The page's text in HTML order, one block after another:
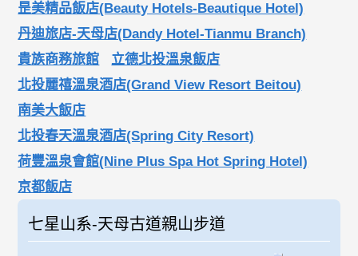
昰美精品飯店(Beauty Hotels-Beautique Hotel)
丹迪旅店-天母店(Dandy Hotel-Tianmu Branch)
貴族商務旅館
立德北投溫泉飯店
北投麗禧溫泉酒店(Grand View Resort Beitou)
南美大飯店
北投春天溫泉酒店(Spring City Resort)
荷豐溫泉會館(Nine Plus Spa Hot Spring Hotel)
京都飯店
七星山系-天母古道親山步道